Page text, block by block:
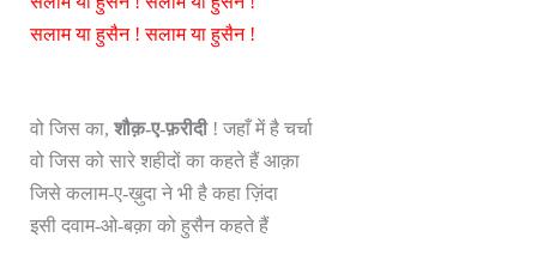
सलाम या हुसैन ! सलाम या हुसैन !
वो जिस का, शौक़-ए-फ़रीदी! जहाँ में है चर्चा
वो जिस को सारे शहीदों का कहते हैं आक़ा
जिसे कलाम-ए-ख़ुदा ने भी है कहा ज़िंदा
इसी दवाम-ओ-बक़ा को हुसैन कहते हैं